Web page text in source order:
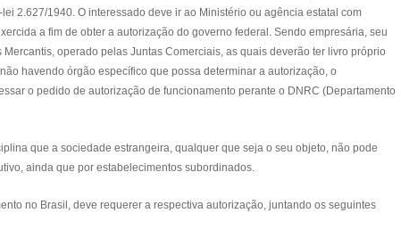
2.627/1940. O interessado deve ir ao Ministério ou agência estatal com
a fim de obter a autorização do governo federal. Sendo empresária, seu
operado pelas Juntas Comerciais, as quais deverão ter livro próprio
havendo órgão específico que possa determinar a autorização, o
o pedido de autorização de funcionamento perante o DNRC (Departamento
que a sociedade estrangeira, qualquer que seja o seu objeto, não pode
ainda que por estabelecimentos subordinados.
no Brasil, deve requerer a respectiva autorização, juntando os seguintes